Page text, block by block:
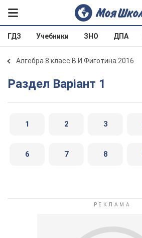
ГДЗ Учебники ЗНО ДПА
Алгебра 8 класс В.И Фиготина 2016
Раздел Варіант 1
1 2 3
6 7 8